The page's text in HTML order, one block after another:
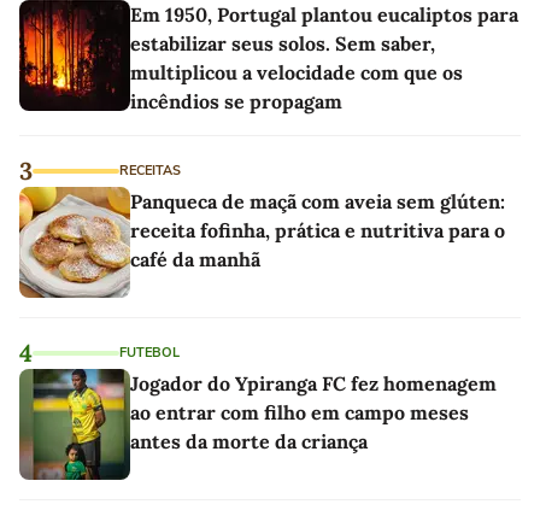
Em 1950, Portugal plantou eucaliptos para
estabilizar seus solos. Sem saber,
multiplicou a velocidade com que os
incêndios se propagam
3 RECEITAS
Panqueca de maçã com aveia sem glúten:
receita fofinha, prática e nutritiva para o
café da manhã
4 FUTEBOL
Jogador do Ypiranga FC fez homenagem
ao entrar com filho em campo meses
antes da morte da criança